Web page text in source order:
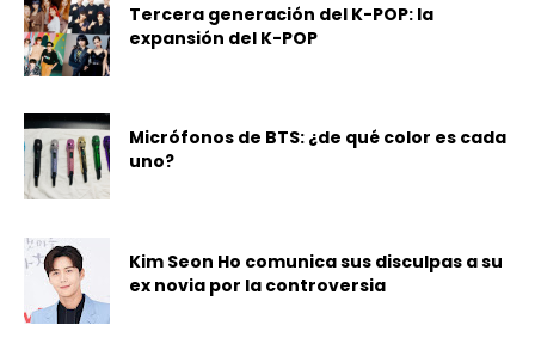
Tercera generación del K-POP: la
expansión del K-POP
Micrófonos de BTS: ¿de qué color es cada
uno?
Kim Seon Ho comunica sus disculpas a su
ex novia por la controversia